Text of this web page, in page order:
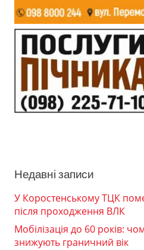
Недавні записи
У Коростенському ТЦК
після проходження ВЛК
Мобілізація до 60 років:
знижують граничний вік